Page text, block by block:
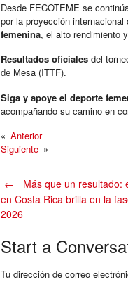
Desde FECOTEME se
por la proyección
femenina, el alto rendimiento
Resultados oficiales del
de Mesa (ITTF).
Siga y apoye el deporte
acompañando su camino en
« Anterior
Siguiente »
Post
navigation
←
Más que un resultado:
en Costa Rica brilla en la
2026
Start a
Tu dirección de correo